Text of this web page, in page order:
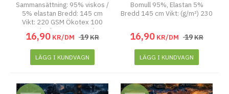
Sammansättning: 95% viskos /
5% elastan Bredd: 145 cm
Vikt: 220 GSM Ökotex 100
Standard Tvätt 30 Grader
Torktumlas Ej
16,90 KR/DM 19KR
LÄGG I KUNDVAGN
Bomull 95%, Elastan 5%
Bredd 145 cm Vikt: (g/m²) 230
16,90 KR/DM 19KR
LÄGG I KUNDVAGN